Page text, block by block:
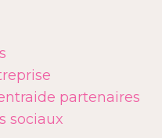
partenaires
sociaux